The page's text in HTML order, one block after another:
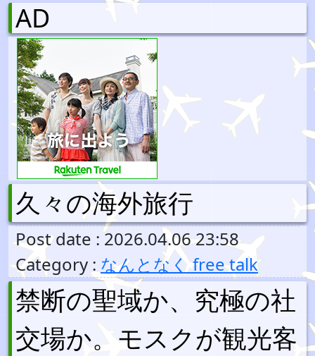
AD
久々の海外旅行
Post date : 2026.04.06 23:58
Category : なんとなく free talk
禁断の聖域か、究極の社
交場か。モスクが観光客